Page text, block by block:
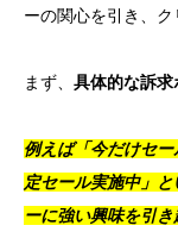
ーの関心を引き、ク
まず、 具体的な訴
例えば「今だけセ
定セール実施中」
ーに強い興味を引き